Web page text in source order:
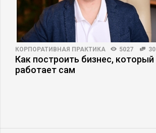
КОРПОРАТИВНАЯ ПРАКТИКА 5027 30
Как построить бизнес, который
работает сам